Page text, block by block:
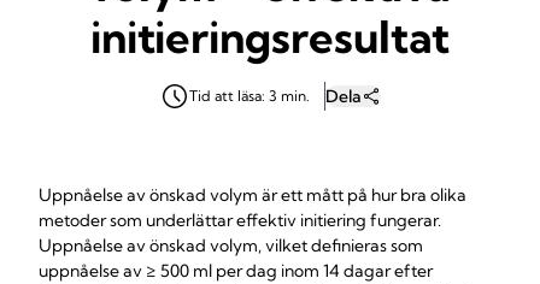
initieringsresultat
Tid att läsa: 3 min. Dela
Uppnåelse av önskad volym är ett mått på hur bra olika
metoder som underlättar effektiv initiering fungerar.
Uppnåelse av önskad volym, vilket definieras som
uppnåelse av ≥ 500 ml per dag inom 14 dagar efter